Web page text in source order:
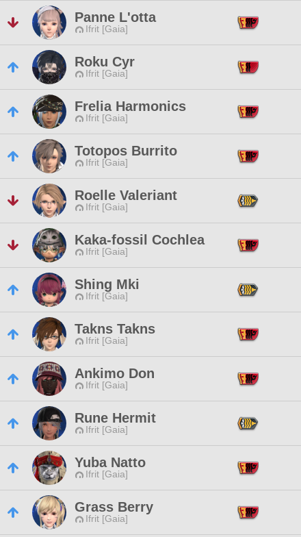
Panne L'otta
Ifrit [Gaia]
Roku Cyr
Ifrit [Gaia]
Frelia Harmonics
Ifrit [Gaia]
Totopos Burrito
Ifrit [Gaia]
Roelle Valeriant
Ifrit [Gaia]
Kaka-fossil Cochlea
Ifrit [Gaia]
Shing Mki
Ifrit [Gaia]
Takns Takns
Ifrit [Gaia]
Ankimo Don
Ifrit [Gaia]
Rune Hermit
Ifrit [Gaia]
Yuba Natto
Ifrit [Gaia]
Grass Berry
Ifrit [Gaia]